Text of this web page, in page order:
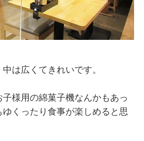
は広くてきれいです。
様用の綿菓子機なんかもあっ
くったり食事が楽しめると思